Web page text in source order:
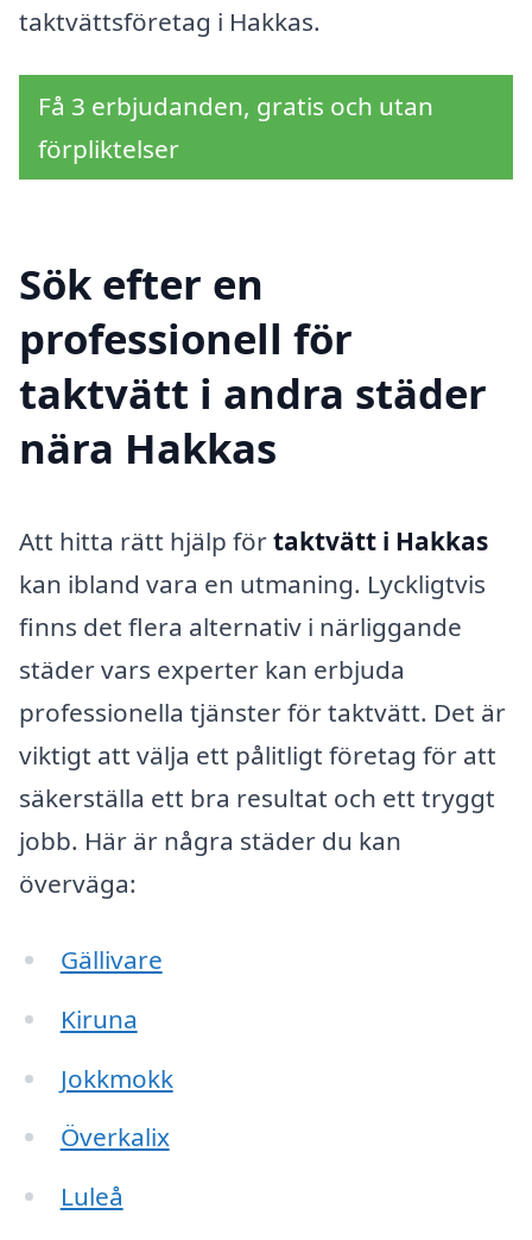
taktvättsföretag i Hakkas.
Få 3 erbjudanden, gratis och utan
förpliktelser
Sök efter en
professionell för
taktvätt i andra städer
nära Hakkas
Att hitta rätt hjälp förtaktvätt i Hakkas
kan ibland vara en utmaning. Lyckligtvis
finns det flera alternativ i närliggande
städer vars experter kan erbjuda
professionella tjänster för taktvätt. Det är
viktigt att välja ett pålitligt företag för att
säkerställa ett bra resultat och ett tryggt
jobb. Här är några städer du kan
överväga:
Gällivare
Kiruna
Jokkmokk
Överkalix
Luleå